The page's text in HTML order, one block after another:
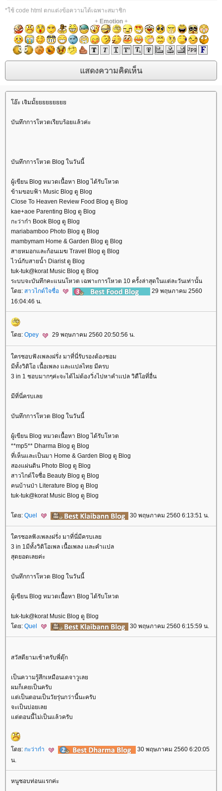
*ใช้ code html ตกแต่งข้อความได้เฉพาะสมาชิก
+ Emotion+
อ๊ะ เจิมมั้
บันทึกการโหวตเรียบร้อยแล้วค่ะ
บันทึกการโหวต Blog ในวันนี้
ผู้เขียน Blog หมวดเนื้อหา Blog ได้รับโหวต
ข้ามขอบฟ้า Music Blog ดู Blog
Close To Heaven Review Food Blog ดู Blog
kae+aoe Parenting Blog ดู Blog
กะว่าก๋า Book Blog ดู Blog
mariabamboo Photo Blog ดู Blog
mambymam Home & Garden Blog ดู Blog
สายหมอกและก้อนเมฆ Travel Blog ดู Blog
ไวน์กับสายน้ำ Diarist ดู Blog
tuk-tuk@korat Music Blog ดู Blog
ระบบจะบันทึกคะแนนโหวต เฉพาะการโหวต 10 ครั้งล่าสุดในแต่ละวันเท่านั้น
ดย: สาวไกด์ใจซื่อ
29 พฤษภาคม 2560
16:04:46 น.
ดย: Opey 29 พฤษภาคม 2560 20:50:56 น.
ครชอบฟังเพลงฝรั่ง มาที่นี่รับรองต้องชอม
มีทั้งวิดิโอ เนื้อเพลง เเละเเปลไทย มีครบ
3 in 1 ชอบมากๆค่ะจะได้ไม่ต้องวิ่งไปหาคำเเปล วิดืโอที่อื่น
มีที่นี่ครบเล
บันทึกการโหวต Blog ในวันนี้
ผู้เขียน Blog หมวดเนื้อหา Blog ได้รับโหวต
**mp5** Dharma Blog ดู Blog
ที่เห็นและเป็นมา Home & Garden Blog ดู Blog
สองแผ่นดิน Photo Blog ดู Blog
สาวไกด์ใจซื่อ Beauty Blog ดู Blog
คนบ้านป่า Literature Blog ดู Blog
tuk-tuk@korat Music Blog ดู Blog
ดย: Quel 30 พฤษภาคม 2560 6:13:51 น.
ครชอลฟังเพลงฝรั่ง มาที่นี่มีครบเล
3 in 1มีทั้งวิดิโอเพล เนื้อเพลง เเละคำเเปล
สุดยอดเลยค่ะ
บันทึกการโหวต Blog ในวันนี้
ผู้เขียน Blog หมวดเนื้อหา Blog ได้รับโหวต
tuk-tuk@korat Music Blog ดู Blog
ดย: Quel 30 พฤษภาคม 2560 6:15:59 น.
สวัสดียามเช้าครับพี่ตุ๊ก
เป็นความรู้สึกเหมือนเดจาวูเล
ผมก็เคยเป็นครับ
ต่เป็นตอนเป็นวัยรุ่นกว่านี้นะครับ
จะเป็นบ่อยเล
ต่ตอนนี้ไม่เป็นแล้วครับ
ดย: กะว่าก๋า
30 พฤษภาคม 2560 6:20:05
น.
หนูชอบท่อนแรกค่ะ